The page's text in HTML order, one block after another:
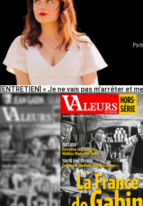
[ENTRETIEN] « Je ne vais pas m’arrêter et